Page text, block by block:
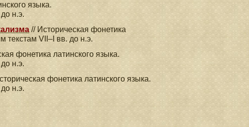
языка.
н.э.
// Историческая фонетика
текстам VII–I вв. до н.э.
фонетика латинского языка.
н.э.
фонетика латинского языка.
н.э.